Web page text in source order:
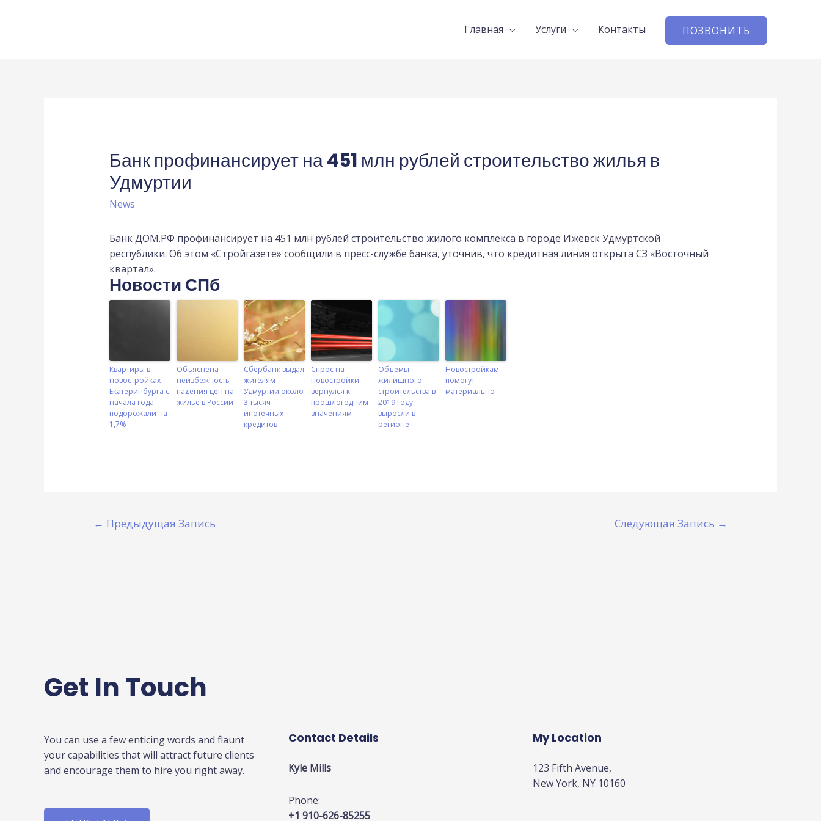
Главная Услуги Контакты ПОЗВОНИТЬ
Банк профинансирует на 451 млн рублей строительство жилья в
Удмуртии
News
Банк ДОМ.РФ профинансирует на 451 млн рублей строительство жилого комплекса в городе Ижевск Удмуртской
республики. Об этом «Стройгазете» сообщили в пресс-службе банка, уточнив, что кредитная линия открыта СЗ «Восточный
квартал».
Новости СПб
Квартиры в
новостройках
Екатеринбурга с
начала года
подорожали на
1,7%
Объяснена
неизбежность
падения цен на
жилье в России
Сбербанк выдал
жителям
Удмуртии около
3 тысяч
ипотечных
кредитов
Спрос на
новостройки
вернулся к
прошлогодним
значениям
Объемы
жилищного
строительства в
2019 году
выросли в
регионе
Новостройкам
помогут
материально
← Предыдущая Запись Следующая Запись →
Get In Touch
You can use a few enticing words and flaunt
your capabilities that will attract future clients
and encourage them to hire you right away.
Contact Details
Kyle Mills
Phone:
+1 910-626-85255
My Location
123 Fifth Avenue,
New York, NY 10160